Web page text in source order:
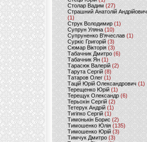
Столар Вадим(27)
Страшний Анатолій Андрійович
(1)
Струк Володимир (1)
Супрун Уляна (10)
Супруненко В'ячеслав (1)
Суркіс Григорій (3)
Сюмар Вікторія (3)
Табачник Дмитро (6)
Табачник Ян(1)
Тарасюк Валерій (2)
Тарута Сергій (8)
Татаров Олег(1)
Тацій Юрій Олександрович(1)
Терещенко Юрій(1)
Терещук Олександр(6)
Терьохін Сергій (2)
Тетерук Андрій (1)
Тигіпко Сергій(1)
Тимонькін Борис (2)
Тимошенко Юлія (135)
Тимошенко Юрій(3)
Тимчук Дмитро (3)